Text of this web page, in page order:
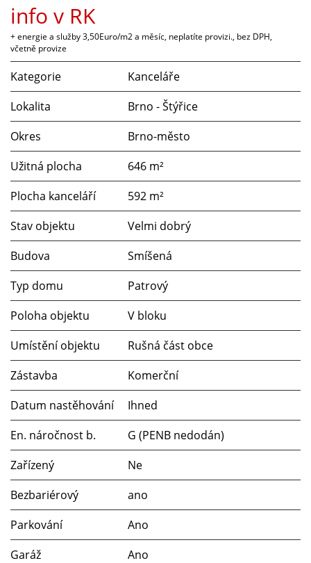
info v RK
+ energie a služby 3,50Euro/m2 a měsíc, neplatíte provizi., bez DPH,
včetně provize
Kategorie
Kanceláře
Lokalita
Brno - Štýřice
Okres
Brno-město
Užitná plocha
646 m²
Plocha kanceláří
592 m²
Stav objektu
Velmi dobrý
Budova
Smíšená
Typ domu
Patrový
Poloha objektu
V bloku
Umístění objektu
Rušná část obce
Zástavba
Komerční
Datum nastěhování
Ihned
En. náročnost b.
G (PENB nedodán)
Zařízený
Ne
Bezbariérový
ano
Parkování
Ano
Garáž
Ano